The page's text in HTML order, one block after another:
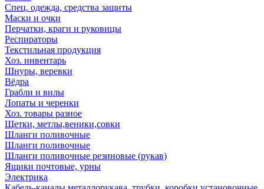
Спец. одежда, средства защиты
Маски и очки
Перчатки, краги и руковицы
Респираторы
Текстильная продукция
Хоз. инвентарь
Шнуры, веревки
Вёдра
Грабли и вилы
Лопаты и черенки
Хоз. товары разное
Щетки, метлы,веники,совки
Шланги поливочные
Шланги поливочные
Шланги поливочные резиновые (рукав)
Ящики почтовые, урны
Электрика